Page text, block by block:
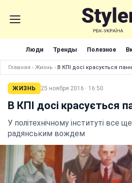
Люди Тренды Полезное
Главная › Жизнь › В КПІ досі красується
ЖИЗНЬ 25 ноября 2016 · 16:50
В КПІ досі красується
У політехнічному інституті все
радянським вождем